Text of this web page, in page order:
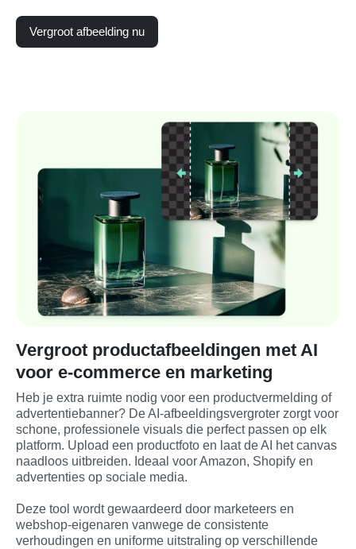
Vergroot afbeelding nu
Vergroot productafbeeldingen met AI
voor e-commerce en marketing
Heb je extra ruimte nodig voor een productvermelding of
advertentiebanner? De AI-afbeeldingsvergroter zorgt voor
schone, professionele visuals die perfect passen op elk
platform. Upload een productfoto en laat de AI het canvas
naadloos uitbreiden. Ideaal voor Amazon, Shopify en
advertenties op sociale media.
Deze tool wordt gewaardeerd door marketeers en
webshop-eigenaren vanwege de consistente
verhoudingen en uniforme uitstraling op verschillende